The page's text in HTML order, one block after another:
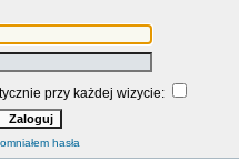
przy każdej wizycie:
hasła